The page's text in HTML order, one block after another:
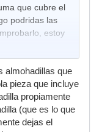
que cubre el
podridas las
estoy
almohadillas que
pieza que incluye
propiamente
(que es lo que
dejas el